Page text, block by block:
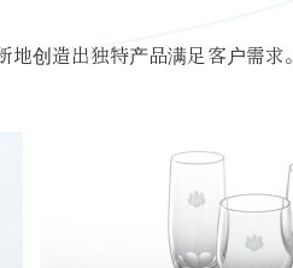
创造出独特产品满足客户需求。